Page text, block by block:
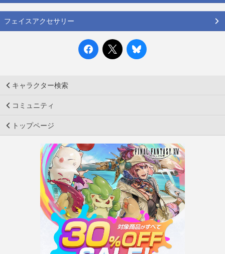
フェイスアクセサリー
キャラクター検索
コミュニティ
トップページ